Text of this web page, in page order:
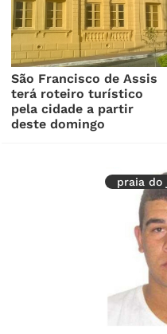
São Francisco de Assis
terá roteiro turístico
pela cidade a partir
deste domingo
praia do